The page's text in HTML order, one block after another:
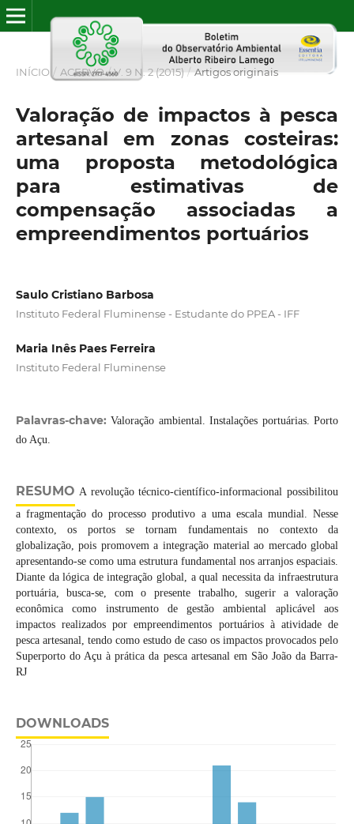
INÍCIO / ACERVO / V. 9 N. 2 (2015) / Artigos originais
Valoração de impactos à pesca
artesanal em zonas costeiras:
uma proposta metodológica
para estimativas de
compensação associadas a
empreendimentos portuários
Saulo Cristiano Barbosa
Instituto Federal Fluminense - Estudante do PPEA - IFF
Maria Inês Paes Ferreira
Instituto Federal Fluminense
Palavras-chave:Valoração ambiental. Instalações portuárias. Porto
do Açu.
RESUMO A revolução técnico-científico-informacional possibilitou
a fragmentação do processo produtivo a uma escala mundial. Nesse
contexto, os portos se tornam fundamentais no contexto da
globalização, pois promovem a integração material ao mercado global
apresentando-se como uma estrutura fundamental nos arranjos espaciais.
Diante da lógica de integração global, a qual necessita da infraestrutura
portuária, busca-se, com o presente trabalho, sugerir a valoração
econômica como instrumento de gestão ambiental aplicável aos
impactos realizados por empreendimentos portuários à atividade de
pesca artesanal, tendo como estudo de caso os impactos provocados pelo
Superporto do Açu à prática da pesca artesanal em São João da Barra-
RJ
DOWNLOADS